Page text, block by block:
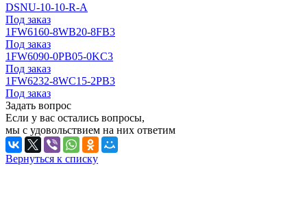
DSNU-10-10-R-A
Под заказ
1FW6160-8WB20-8FB3
Под заказ
1FW6090-0PB05-0KC3
Под заказ
1FW6232-8WC15-2PB3
Под заказ
Задать вопрос
Если у вас остались вопросы,
мы с удовольствием на них ответим
Вернуться к списку